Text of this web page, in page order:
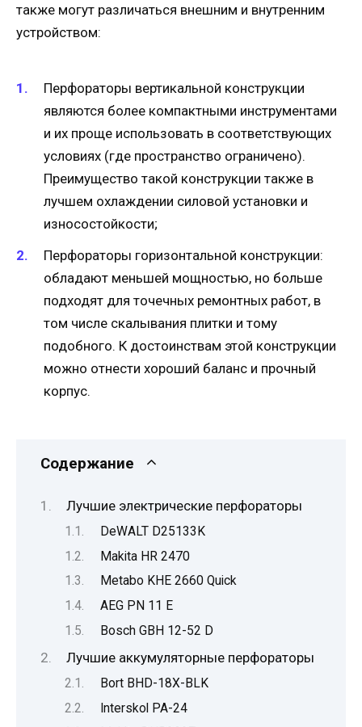
также могут различаться внешним и внутренним
устройством:
Перфораторы вертикальной конструкции
являются более компактными инструментами
и их проще использовать в соответствующих
условиях (где пространство ограничено).
Преимущество такой конструкции также в
лучшем охлаждении силовой установки и
износостойкости;
Перфораторы горизонтальной конструкции:
обладают меньшей мощностью, но больше
подходят для точечных ремонтных работ, в
том числе скалывания плитки и тому
подобного. К достоинствам этой конструкции
можно отнести хороший баланс и прочный
корпус.
Содержание
Лучшие электрические перфораторы
DeWALT D25133K
Makita HR 2470
Metabo KHE 2660 Quick
AEG PN 11 Е
Bosch GBH 12-52 D
Лучшие аккумуляторные перфораторы
Bort BHD-18X-BLK
Interskol PA-24